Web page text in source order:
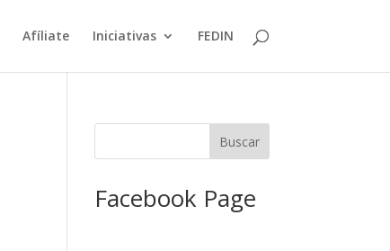
Afíliate Iniciativas FEDIN
Facebook Page